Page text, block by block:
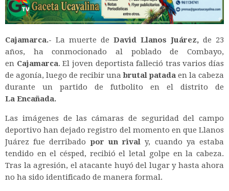
Cajamarca.- La muerte de David Llanos Juárez, de 23
años, ha conmocionado al poblado de Combayo,
en Cajamarca. El joven deportista falleció tras varios días
de agonía, luego de recibir unabrutal patada en la cabeza
durante un partido de futbolito en el distrito de
La Encañada.
Las imágenes de las cámaras de seguridad del campo
deportivo han dejado registro del momento en que Llanos
Juárez fue derribado por un rivaly, cuando ya estaba
tendido en el césped, recibió el letal golpe en la cabeza.
Tras la agresión, el atacante huyó del lugar y hasta ahora
no ha sido identificado de manera formal.